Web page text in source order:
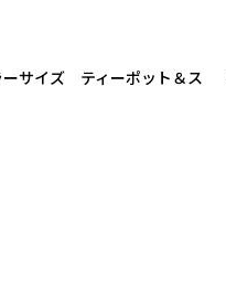
サイズ ティーポット＆ス